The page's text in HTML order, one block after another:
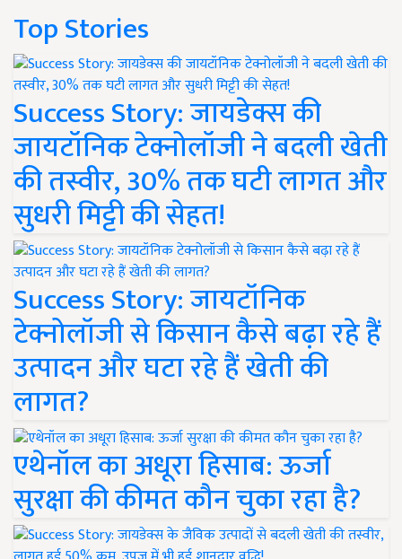
Top Stories
Success Story: जायडेक्स की
जायटॉनिक टेक्नोलॉजी ने बदली खेती
की तस्वीर, 30% तक घटी लागत और
सुधरी मिट्टी की सेहत!
Success Story: जायटॉनिक
टेक्नोलॉजी से किसान कैसे बढ़ा रहे हैं
उत्पादन और घटा रहे हैं खेती की
लागत?
एथेनॉल का अधूरा हिसाब: ऊर्जा
सुरक्षा की कीमत कौन चुका रहा है?